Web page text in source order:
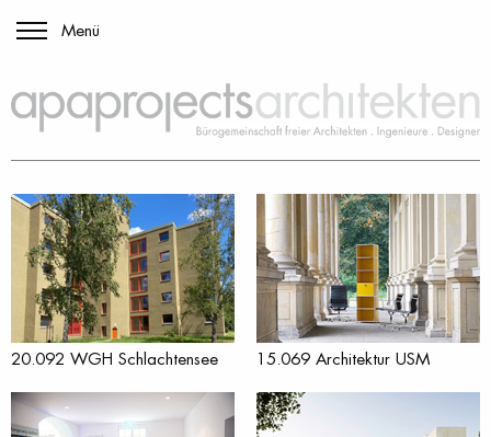
Menü
springen
20.092 WGH Schlachtensee 15.069 Architektur USM